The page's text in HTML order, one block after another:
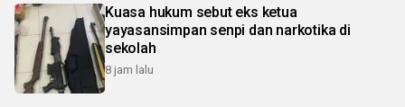
Kuasa hukum sebut eks ketua
yayasansimpan senpi dan narkotika di
sekolah
8 jam lalu